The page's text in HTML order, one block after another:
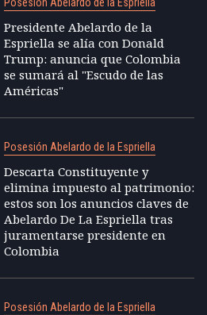
Presidente Abelardo de la
Espriella se alía con Donald
Trump: anuncia que Colombia
se sumará al "Escudo de las
Américas"
Posesión Abelardo de la Espriella
Descarta Constituyente y
elimina impuesto al patrimonio:
estos son los anuncios claves de
Abelardo De La Espriella tras
juramentarse presidente en
Colombia
Posesión Abelardo de la Espriella